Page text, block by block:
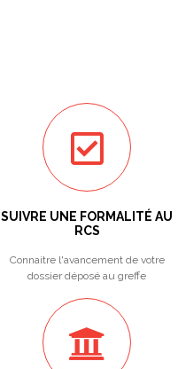
SUIVRE UNE FORMALITÉ AU
RCS
Connaitre l'avancement de votre
dossier déposé au greffe